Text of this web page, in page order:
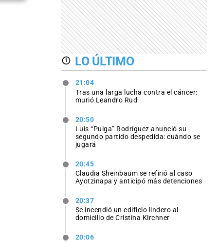
LO ÚLTIMO
21:04
Tras una larga lucha contra el cáncer:
murió Leandro Rud
20:50
Luis “Pulga” Rodríguez anunció su
segundo partido despedida: cuándo se
jugará
20:45
Claudia Sheinbaum se refirió al caso
Ayotzinapa y anticipó más detenciones
20:37
Se incendió un edificio lindero al
domicilio de Cristina Kirchner
20:06